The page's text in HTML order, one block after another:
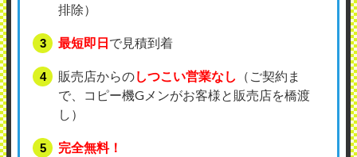
排除）
最短即日で見積到着
販売店からのしつこい営業なし
（ご契約ま
で、コピー機Gメンがお客様と販売店を橋渡
し）
完全無料！